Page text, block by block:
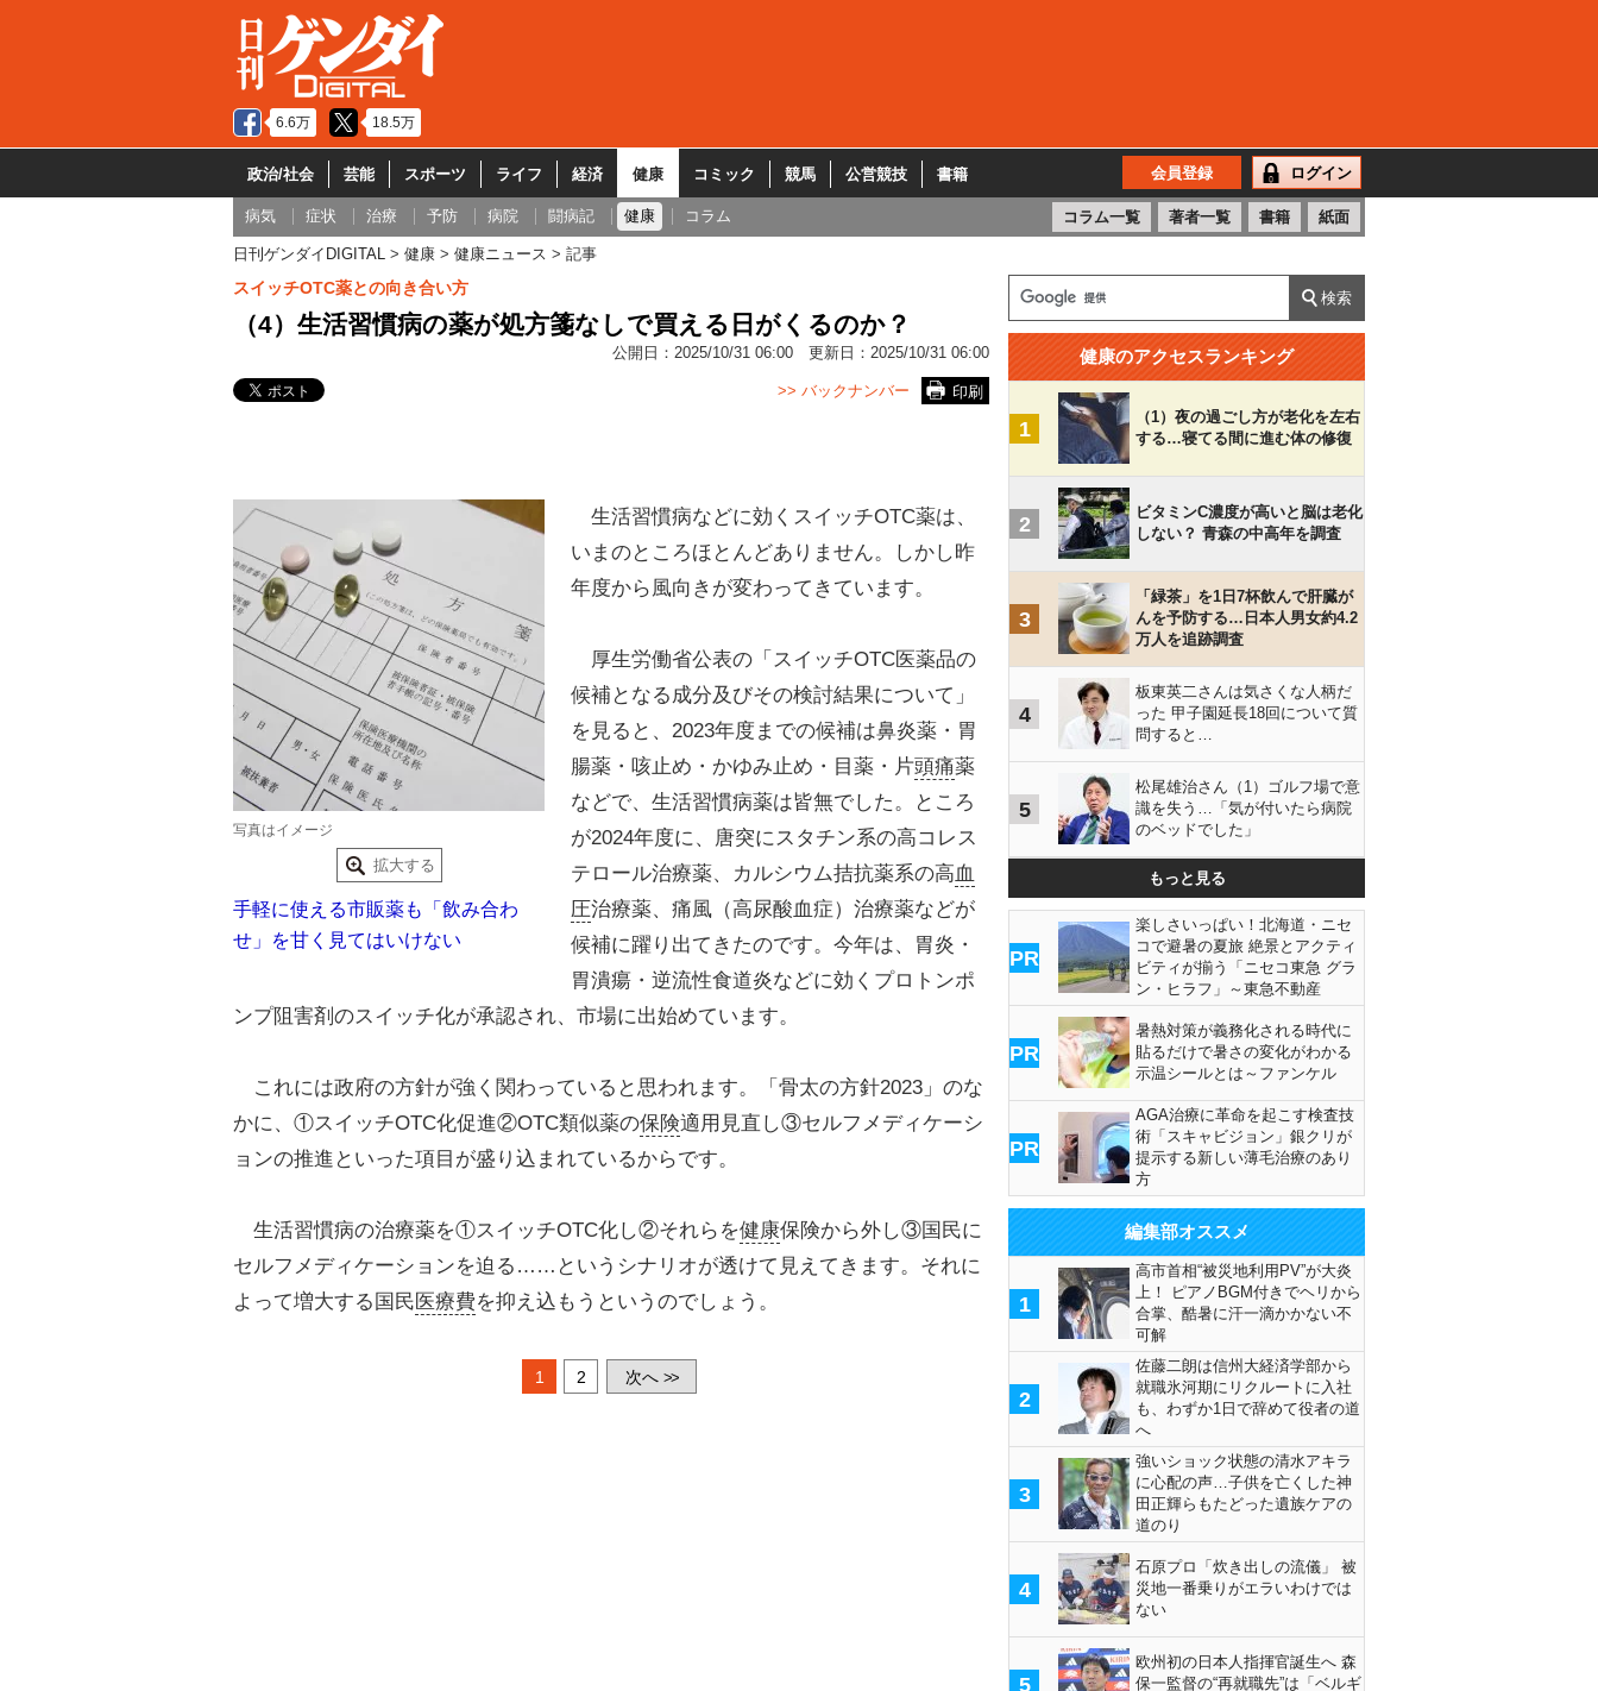
6.6万 18.5万
政治/社会 芸能 スポーツ ライフ 経済 健康 コミック 競馬 公営競技 書籍 会員登録 ログイン
病気 症状 治療 予防 病院 闘病記 健康 コラム コラム一覧 著者一覧 書籍 紙面
日刊ゲンダイDIGITAL 健康 健康ニュース 記事
スイッチOTC薬との向き合い方
（4）生活習慣病の薬が処方箋なしで買える日がくるのか？
公開日： 2025/10/31 06:00 更新日： 2025/10/31 06:00
印刷
>> バックナンバー
写真はイメージ
拡大する
手軽に使える市販薬も「飲み合わ
せ」を甘く見てはいけない
生活習慣病などに効くスイッチOTC薬は、
いまのところほとんどありません。しかし昨
年度から風向きが変わってきています。
厚生労働省公表の「スイッチOTC医薬品の
候補となる成分及びその検討結果について」
を見ると、2023年度までの候補は鼻炎薬・胃
腸薬・咳止め・かゆみ止め・目薬・片頭痛薬
などで、生活習慣病薬は皆無でした。ところ
が2024年度に、唐突にスタチン系の高コレス
テロール治療薬、カルシウム拮抗薬系の高血
圧治療薬、痛風（高尿酸血症）治療薬などが
候補に躍り出てきたのです。今年は、胃炎・
胃潰瘍・逆流性食道炎などに効くプロトンポ
ンプ阻害剤のスイッチ化が承認され、市場に出始めています。
これには政府の方針が強く関わっていると思われます。「骨太の方針2023」のな
かに、①スイッチOTC化促進②OTC類似薬の保険適用見直し③セルフメディケーシ
ョンの推進といった項目が盛り込まれているからです。
生活習慣病の治療薬を①スイッチOTC化し②それらを健康保険から外し③国民に
セルフメディケーションを迫る……というシナリオが透けて見えてきます。それに
よって増大する国民医療費を抑え込もうというのでしょう。
1 2 次へ >>
健康のアクセスランキング
1
（1）夜の過ごし方が老化を左右
する…寝てる間に進む体の修復
2
ビタミンC濃度が高いと脳は老化
しない？ 青森の中高年を調査
3
「緑茶」を1日7杯飲んで肝臓が
んを予防する…日本人男女約4.2
万人を追跡調査
4
板東英二さんは気さくな人柄だ
った 甲子園延長18回について質
問すると…
5
松尾雄治さん（1）ゴルフ場で意
識を失う…「気が付いたら病院
のベッドでした」
もっと見る
PR
楽しさいっぱい！北海道・ニセ
コで避暑の夏旅 絶景とアクティ
ビティが揃う「ニセコ東急 グラ
ン・ヒラフ」～東急不動産
PR
暑熱対策が義務化される時代に
貼るだけで暑さの変化がわかる
示温シールとは～ファンケル
PR
AGA治療に革命を起こす検査技
術「スキャビジョン」銀クリが
提示する新しい薄毛治療のあり
方
編集部オススメ
1
高市首相“被災地利用PV”が大炎
上！ ピアノBGM付きでヘリから
合掌、酷暑に汗一滴かかない不
可解
2
佐藤二朗は信州大経済学部から
就職氷河期にリクルートに入社
も、わずか1日で辞めて役者の道
へ
3
強いショック状態の清水アキラ
に心配の声…子供を亡くした神
田正輝らもたどった遺族ケアの
道のり
4
石原プロ「炊き出しの流儀」 被
災地一番乗りがエラいわけでは
ない
5
欧州初の日本人指揮官誕生へ 森
保一監督の“再就職先”は「ベルギ